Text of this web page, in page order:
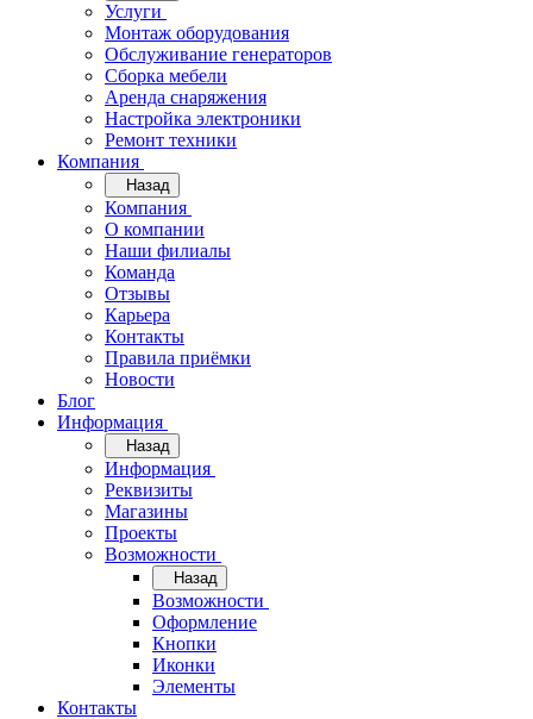
Услуги
Монтаж оборудования
Обслуживание генераторов
Сборка мебели
Аренда снаряжения
Настройка электроники
Ремонт техники
Компания
Назад
Компания
О компании
Наши филиалы
Команда
Отзывы
Карьера
Контакты
Правила приёмки
Новости
Блог
Информация
Назад
Информация
Реквизиты
Магазины
Проекты
Возможности
Назад
Возможности
Оформление
Кнопки
Иконки
Элементы
Контакты